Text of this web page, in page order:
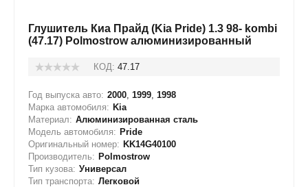
Глушитель Киа Прайд (Kia Pride) 1.3 98- kombi
(47.17) Polmostrow алюминизированный
КОД: 47.17
Год выпуска авто: 2000, 1999, 1998
Марка автомобиля: Kia
Материал: Алюминизированная сталь
Модель автомобиля: Pride
Оригинальный номер: KK14G40100
Производитель: Polmostrow
Тип кузова: Универсал
Тип транспорта: Легковой